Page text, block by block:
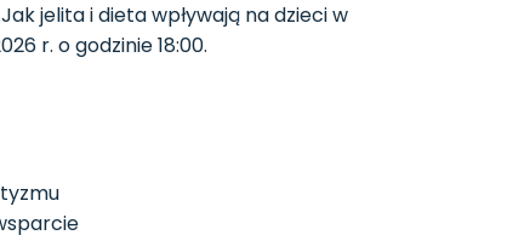
jelita i dieta wpływają na dzieci w
r. o godzinie 18:00.